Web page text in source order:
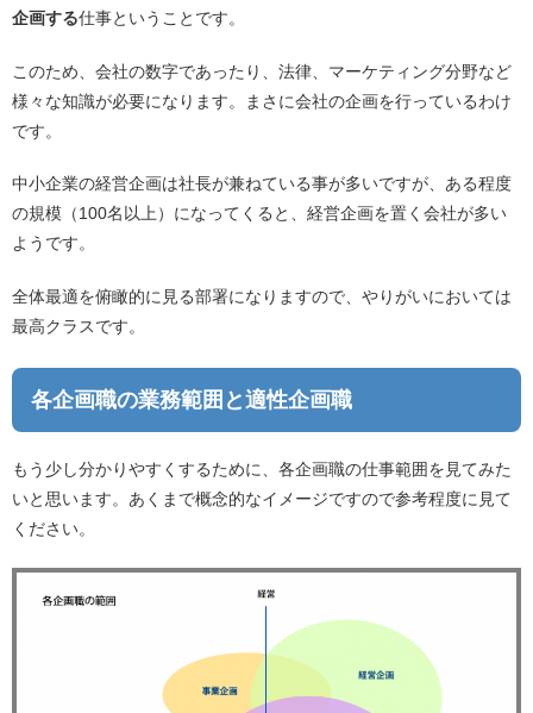
企画する仕事ということです。
このため、会社の数字であったり、法律、マーケティング分野など
様々な知識が必要になります。まさに会社の企画を行っているわけ
です。
中小企業の経営企画は社長が兼ねている事が多いですが、ある程度
の規模（100名以上）になってくると、経営企画を置く会社が多い
ようです。
全体最適を俯瞰的に見る部署になりますので、やりがいにおいては
最高クラスです。
各企画職の業務範囲と適性企画職
もう少し分かりやすくするために、各企画職の仕事範囲を見てみた
いと思います。あくまで概念的なイメージですので参考程度に見て
ください。